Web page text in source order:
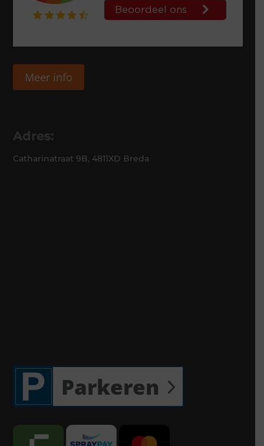
Meer info
Adres:
Catharinatraat 9B, 4811XD Breda
Parkeren